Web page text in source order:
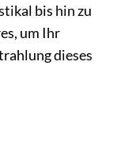
bis hin zu
um Ihr
dieses